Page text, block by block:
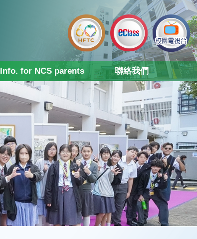
Info. for NCS parents 聯絡我們